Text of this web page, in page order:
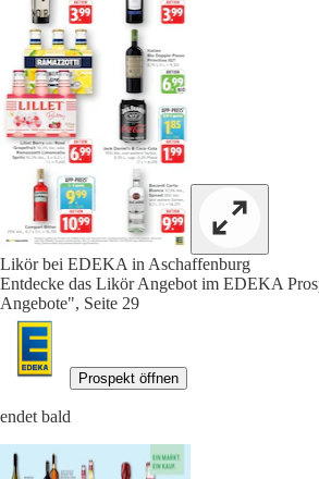
Likör bei EDEKA in Aschaffenburg
Entdecke das Likör Angebot im EDEKA
Angebote", Seite 29
Prospekt öffnen
endet bald